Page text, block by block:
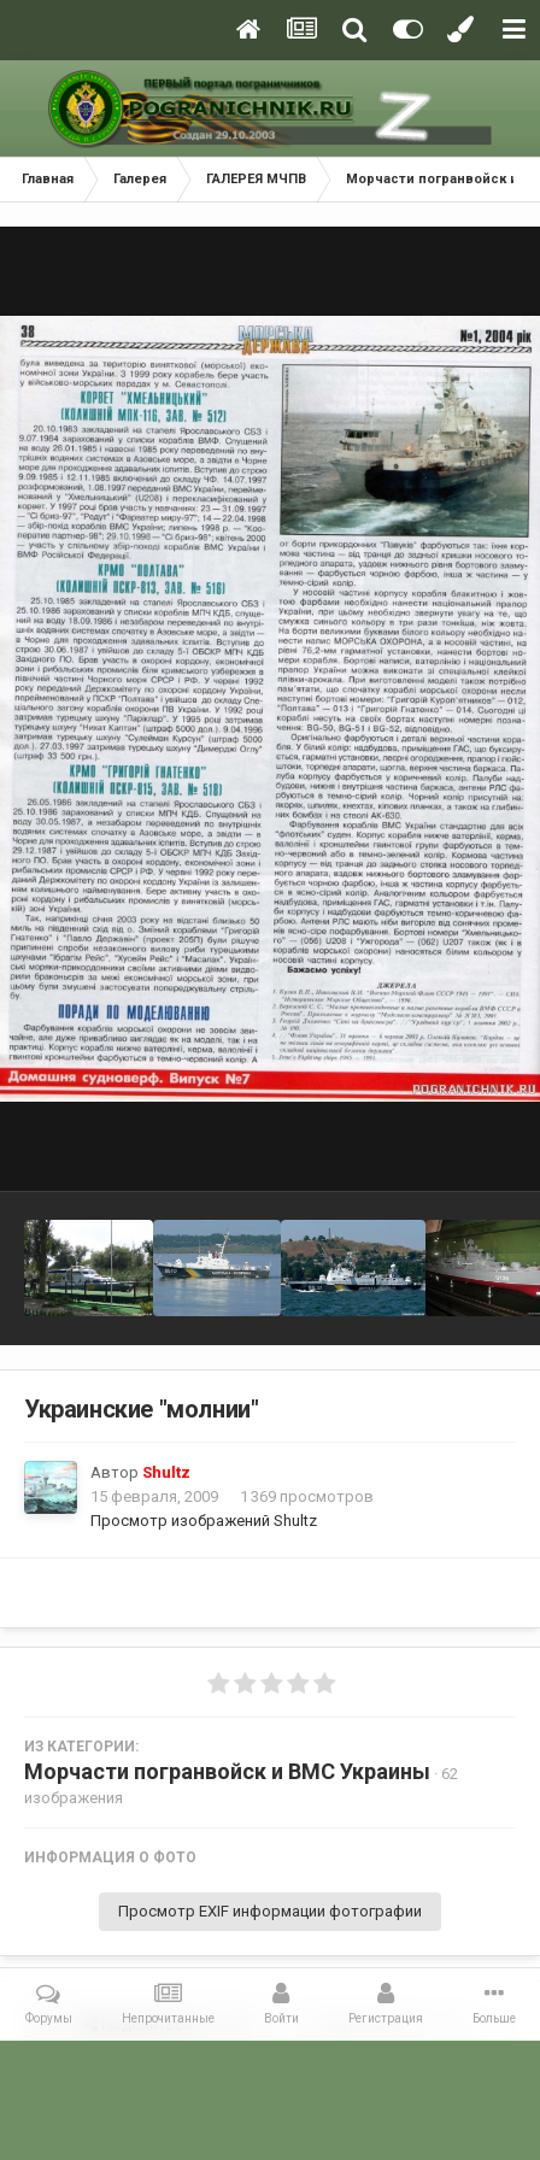
Главная Галерея ГАЛЕРЕЯ МЧПВ Морчасти погранвойск и
Украинские "молнии"
Автор Shultz
15 февраля, 2009
1 369 просмотров
Просмотр изображений Shultz
ИЗ КАТЕГОРИИ:
Морчасти погранвойск и ВМС Украины · 62
изображения
ИНФОРМАЦИЯ О ФОТО
Просмотр EXIF информации фотографии
Поделиться Подписчики 0
Форумы Непрочитанные Войти Регистрация Больше